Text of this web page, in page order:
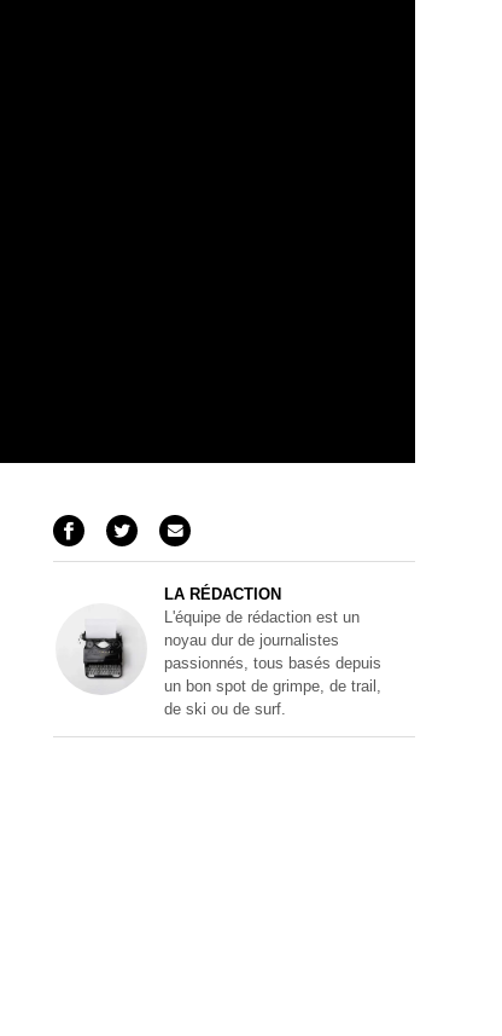
LA RÉDACTION
L'équipe de rédaction est un
noyau dur de journalistes
passionnés, tous basés depuis
un bon spot de grimpe, de trail,
de ski ou de surf.